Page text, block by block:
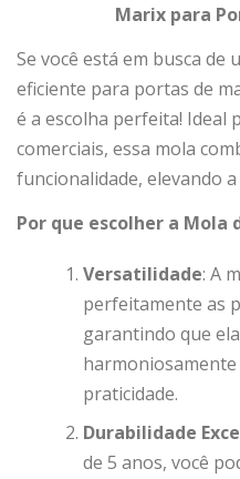
Marix para
Se você está em busca de
eficiente para portas de
é a escolha perfeita! Ideal
comerciais, essa mola
funcionalidade, elevando
Por que escolher a Mola
Versatilidade: A
perfeitamente as
garantindo que
praticidade.
Durabilidade
de 5 anos, você